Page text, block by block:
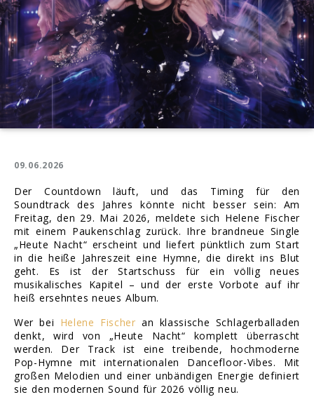
09.06.2026
Der Countdown läuft, und das Timing für den
Soundtrack des Jahres könnte nicht besser sein: Am
Freitag, den 29. Mai 2026, meldete sich Helene Fischer
mit einem Paukenschlag zurück. Ihre brandneue Single
„Heute Nacht“ erscheint und liefert pünktlich zum Start
in die heiße Jahreszeit eine Hymne, die direkt ins Blut
geht. Es ist der Startschuss für ein völlig neues
musikalisches Kapitel – und der erste Vorbote auf ihr
heiß ersehntes neues Album.
Wer bei Helene Fischer an klassische Schlagerballaden
denkt, wird von „Heute Nacht“ komplett überrascht
werden. Der Track ist eine treibende, hochmoderne
Pop-Hymne mit internationalen Dancefloor-Vibes. Mit
großen Melodien und einer unbändigen Energie definiert
sie den modernen Sound für 2026 völlig neu.